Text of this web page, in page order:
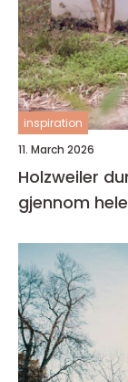
inspiration
11. March 2026
Holzweiler dunjakke
gjennom